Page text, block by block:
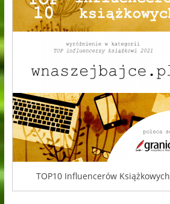
TOP10 Influencerów Książkowych